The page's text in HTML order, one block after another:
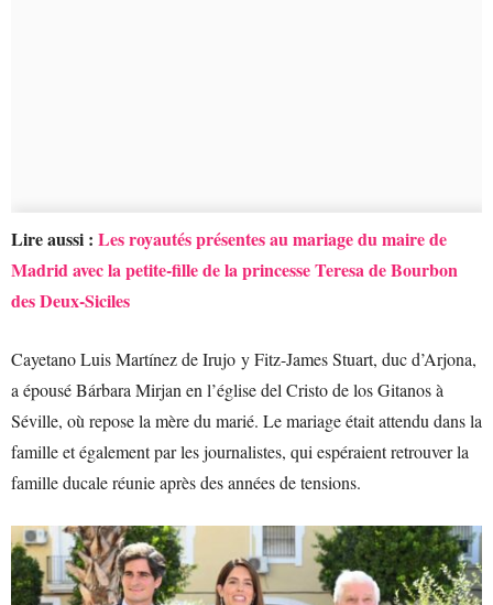
Lire aussi : Les royautés présentes au mariage du maire de
Madrid avec la petite-fille de la princesse Teresa de Bourbon
des Deux-Siciles
Cayetano Luis Martínez de Irujo y Fitz-James Stuart, duc d’Arjona,
a épousé Bárbara Mirjan en l’église del Cristo de los Gitanos à
Séville, où repose la mère du marié. Le mariage était attendu dans la
famille et également par les journalistes, qui espéraient retrouver la
famille ducale réunie après des années de tensions.